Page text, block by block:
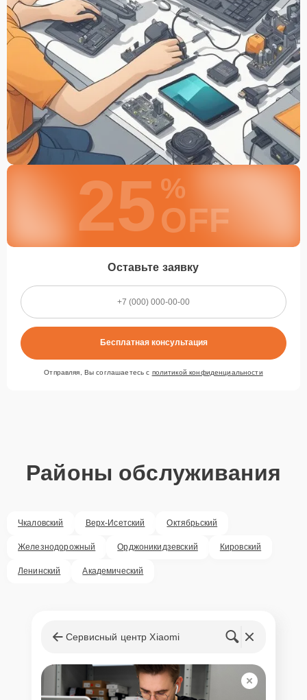
25 %
OFF
Оставьте заявку
Бесплатная консультация
Отправляя, Вы соглашаетесь с политикой конфиденциальности
Районы обслуживания
Чкаловский Верх-Исетский Октябрьский
Железнодорожный Орджоникидзевский Кировский
Ленинский Академический
Сервисный центр Xiaomi